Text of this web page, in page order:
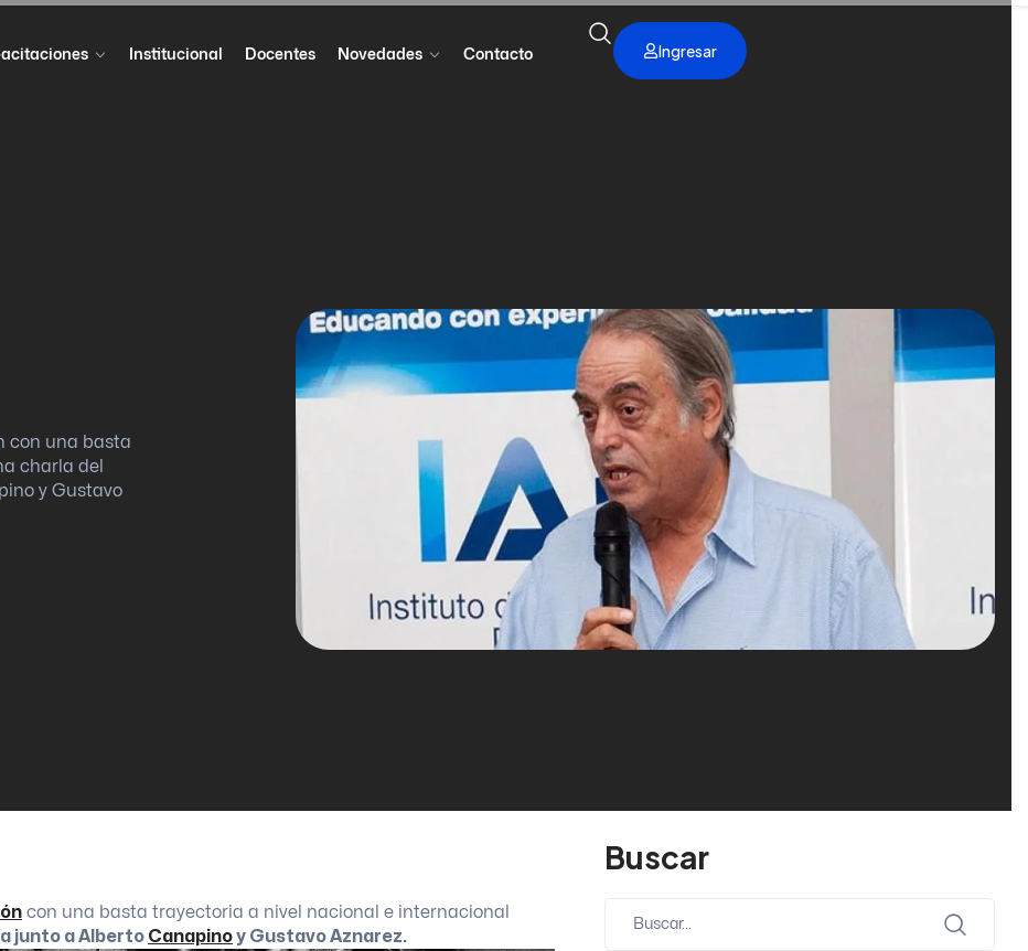
Institucional Docentes Novedades Contacto Ingresar
con una basta
charla del
y Gustavo
con una basta trayectoria a nivel nacional e internacional
junto a Alberto Canapinoy Gustavo Aznarez.
Buscar